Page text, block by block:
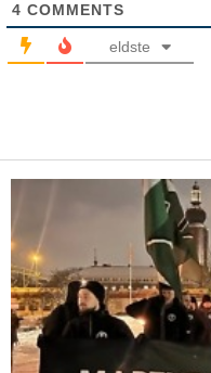
4 COMMENTS
eldste